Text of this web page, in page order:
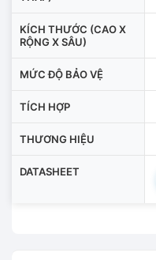
KÍCH THƯỚC (CAO X
RỘNG X SÂU)
MỨC ĐỘ BẢO VỆ
TÍCH HỢP
THƯƠNG HIỆU
DATASHEET